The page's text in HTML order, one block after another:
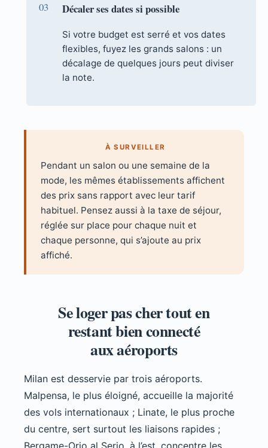
Décaler ses dates si possible
Si votre budget est serré et vos dates
flexibles, fuyez les grands salons : un
décalage de quelques jours peut diviser
la note.
À SURVEILLER
Pendant un salon ou une semaine de la
mode, les mêmes établissements affichent
des prix sans rapport avec leur tarif
habituel. Pensez aussi à la taxe de séjour,
réglée sur place pour chaque nuit et
chaque personne, qui s’ajoute au prix
affiché.
Se loger pas cher tout en
restant bien connecté
aux aéroports
Milan est desservie par trois aéroports.
Malpensa, le plus éloigné, accueille la majorité
des vols internationaux ; Linate, le plus proche
du centre, sert surtout les liaisons rapides ;
Bergame-Orio al Serio, à l’est, concentre les